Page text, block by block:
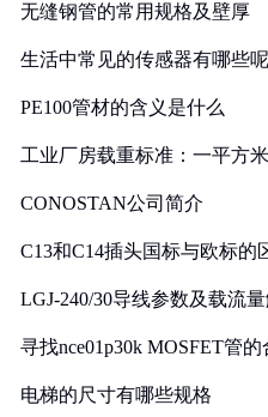
无缝钢管的常用规格及壁厚
生活中常见的传感器有哪些呢
PE100管材的含义是什么
工业厂房载重标准：一平方
CONOSTAN公司简介
C13和C14插头国标与欧标的
LGJ-240/30导线参数及载流
寻找nce01p30k MOSFET管
电梯的尺寸有哪些规格